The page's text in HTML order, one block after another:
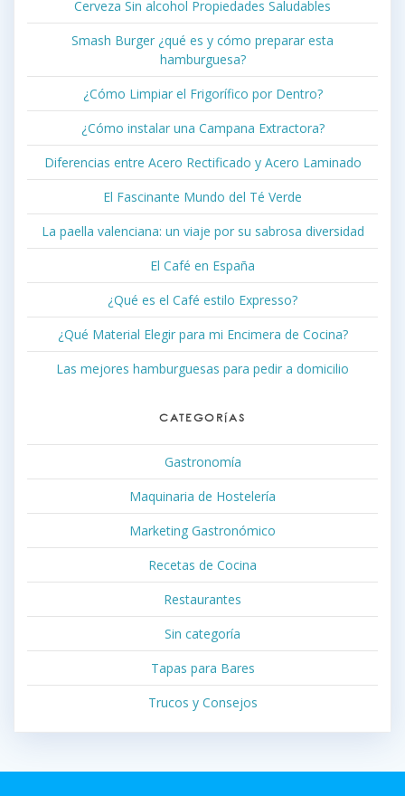
Cerveza Sin alcohol Propiedades Saludables
Smash Burger ¿qué es y cómo preparar esta
hamburguesa?
¿Cómo Limpiar el Frigorífico por Dentro?
¿Cómo instalar una Campana Extractora?
Diferencias entre Acero Rectificado y Acero Laminado
El Fascinante Mundo del Té Verde
La paella valenciana: un viaje por su sabrosa diversidad
El Café en España
¿Qué es el Café estilo Expresso?
¿Qué Material Elegir para mi Encimera de Cocina?
Las mejores hamburguesas para pedir a domicilio
CATEGORÍAS
Gastronomía
Maquinaria de Hostelería
Marketing Gastronómico
Recetas de Cocina
Restaurantes
Sin categoría
Tapas para Bares
Trucos y Consejos